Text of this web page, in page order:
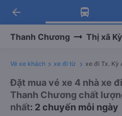
Tải app Vexere
Nhận ưu đãi thành
Tải app Vexere
-30k/ghế khi đặt
arrow_back
Thanh Chương Thị xã
Vé xe khách xe đi từ xe đi Tx. Kỳ
Đặt mua vé xe 4 nhà xe
Thanh Chương chất
nhất: 2 chuyến mỗi ngày